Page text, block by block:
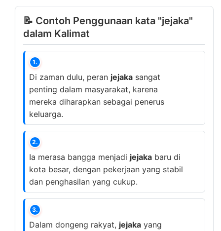
📝 Contoh Penggunaan kata "jejaka"
dalam Kalimat
1.
Di zaman dulu, peran jejaka sangat
penting dalam masyarakat, karena
mereka diharapkan sebagai penerus
keluarga.
2.
Ia merasa bangga menjadi jejaka baru di
kota besar, dengan pekerjaan yang stabil
dan penghasilan yang cukup.
3.
Dalam dongeng rakyat, jejaka yang